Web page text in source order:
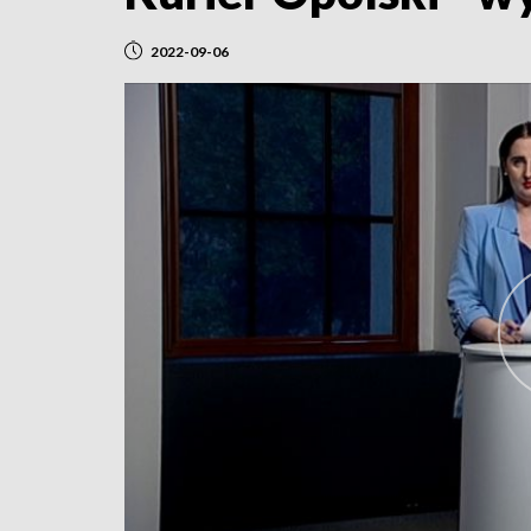
2022-09-06